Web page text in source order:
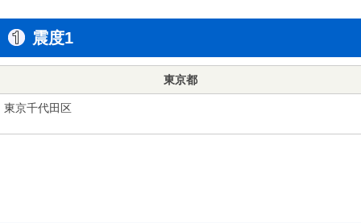
震度1
東京都
東京千代田区